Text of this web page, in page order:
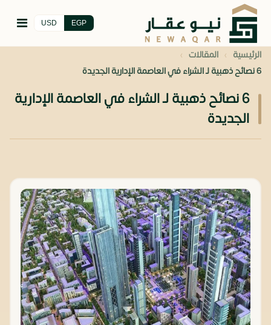
EGP
USD
الرئيسية › المقالات ›
6 نصائح ذهبية لـ الشراء في العاصمة الإدارية الجديدة
6 نصائح ذهبية لـ الشراء في العاصمة الإدارية
الجديدة